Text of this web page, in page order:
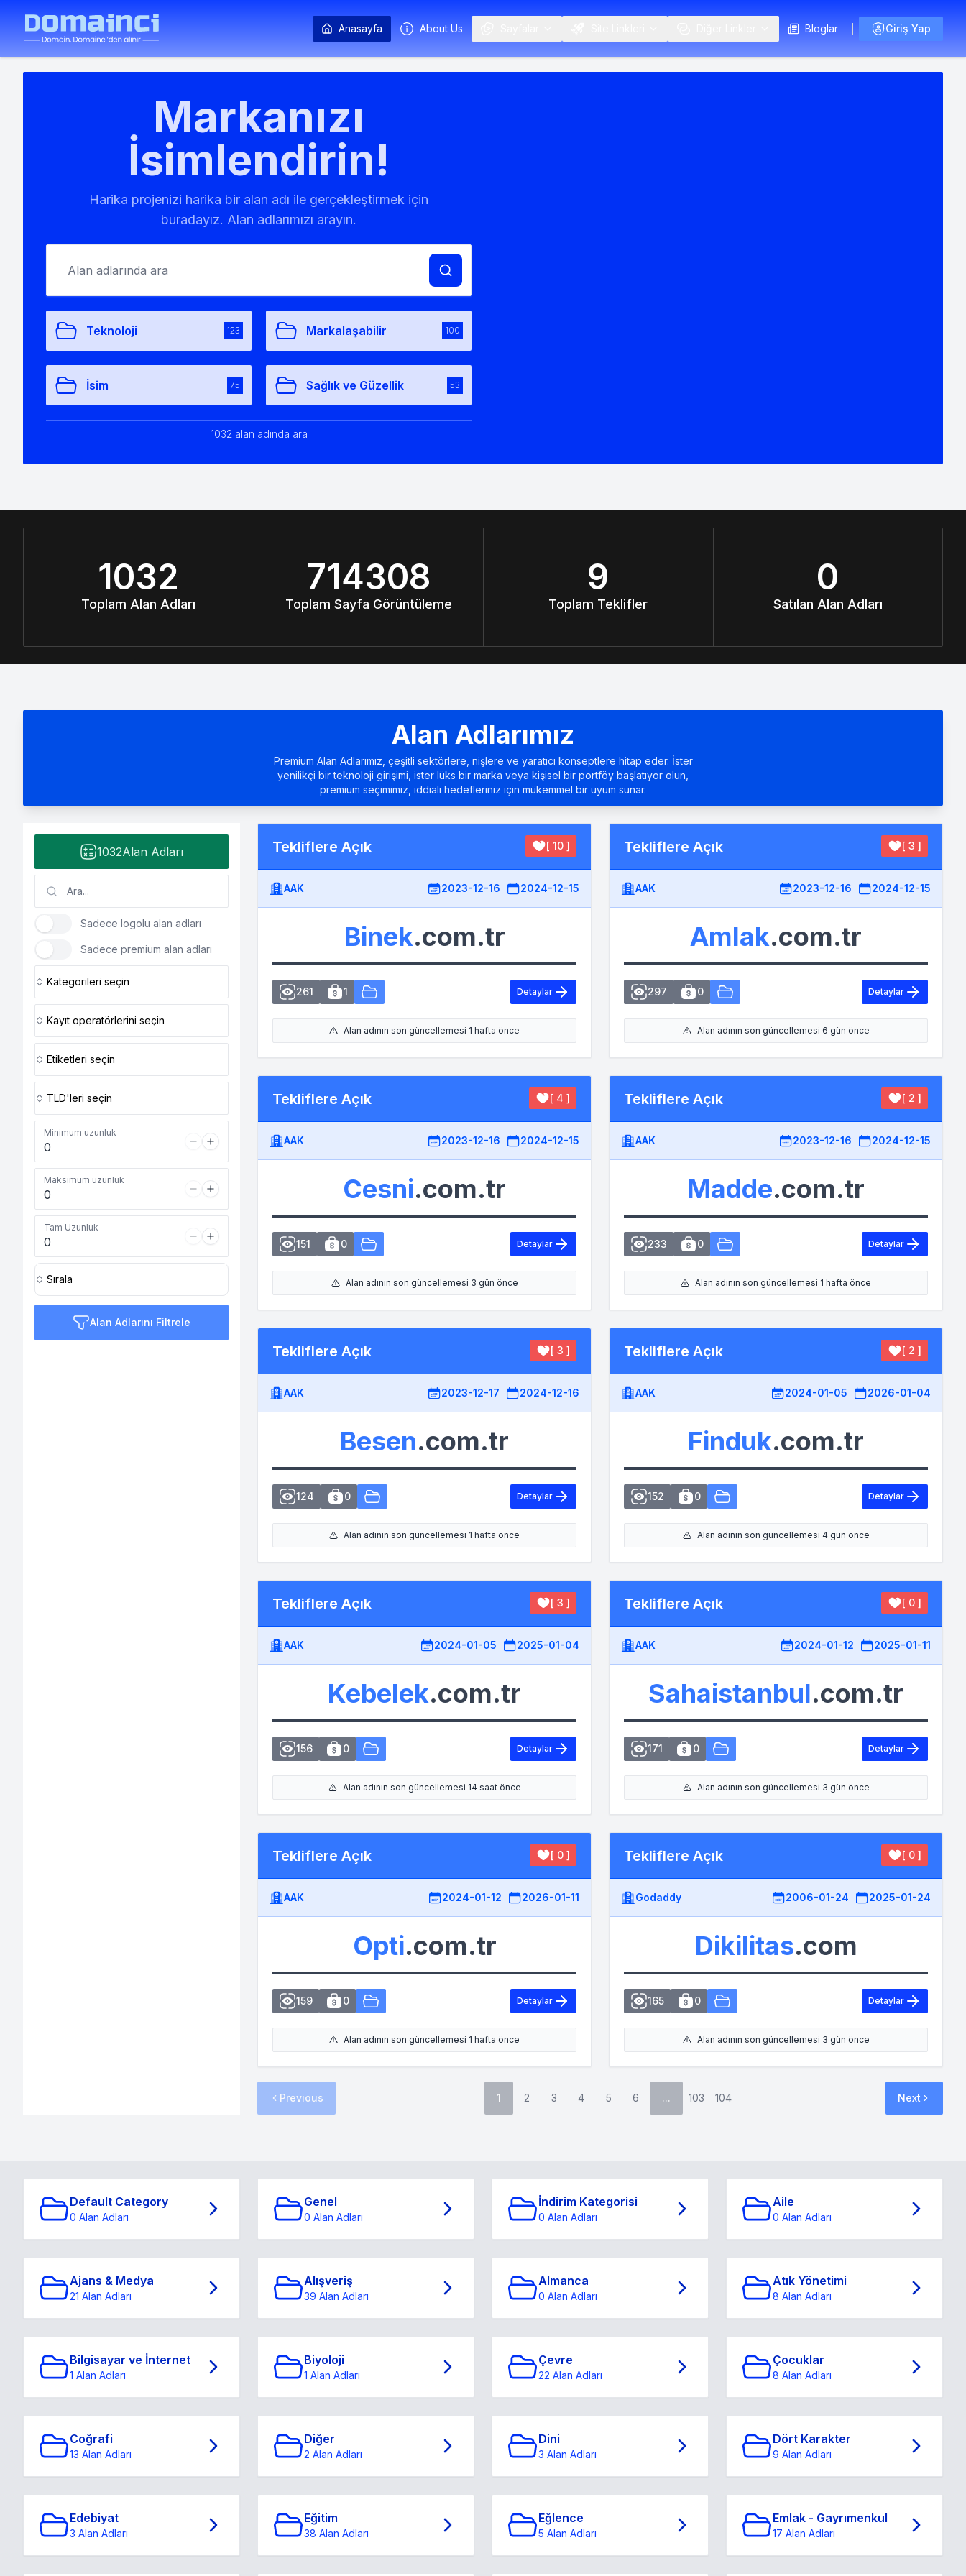
Anasayfa About Us Bloglar Giriş Yap
Markanızı
İsimlendirin!
Harika projenizi harika bir alan adı ile gerçekleştirmek için
buradayız. Alan adlarımızı arayın.
Teknoloji 123 Markalaşabilir 100
İsim 75 Sağlık ve Güzellik 53
1032 alan adında ara
1032
Toplam Alan Adları
714308
Toplam Sayfa Görüntüleme
9
Toplam Teklifler
0
Satılan Alan Adları
Alan Adlarımız
Premium Alan Adlarımız, çeşitli sektörlere, nişlere ve yaratıcı konseptlere hitap eder. İster
yenilikçi bir teknoloji girişimi, ister lüks bir marka veya kişisel bir portföy başlatıyor olun,
premium seçimimiz, iddialı hedefleriniz için mükemmel bir uyum sunar.
1032Alan Adları
Sadece logolu alan adları
Sadece premium alan adları
Kategorileri seçin
Kayıt operatörlerini seçin
Etiketleri seçin
TLD'leri seçin
Minimum uzunluk
Maksimum uzunluk
Tam Uzunluk
Sırala
Alan Adlarını Filtrele
Tekliflere Açık [ 10 ]
AAK 2023-12-16 2024-12-15
Binek.com.tr
261 1 Detaylar
Alan adının son güncellemesi 1 hafta önce
Tekliflere Açık [ 3 ]
AAK 2023-12-16 2024-12-15
Amlak.com.tr
297 0 Detaylar
Alan adının son güncellemesi 6 gün önce
Tekliflere Açık [ 4 ]
AAK 2023-12-16 2024-12-15
Cesni.com.tr
151 0 Detaylar
Alan adının son güncellemesi 3 gün önce
Tekliflere Açık [ 2 ]
AAK 2023-12-16 2024-12-15
Madde.com.tr
233 0 Detaylar
Alan adının son güncellemesi 1 hafta önce
Tekliflere Açık [ 3 ]
AAK 2023-12-17 2024-12-16
Besen.com.tr
124 0 Detaylar
Alan adının son güncellemesi 1 hafta önce
Tekliflere Açık [ 2 ]
AAK 2024-01-05 2026-01-04
Finduk.com.tr
152 0 Detaylar
Alan adının son güncellemesi 4 gün önce
Tekliflere Açık [ 3 ]
AAK 2024-01-05 2025-01-04
Kebelek.com.tr
156 0 Detaylar
Alan adının son güncellemesi 14 saat önce
Tekliflere Açık [ 0 ]
AAK 2024-01-12 2025-01-11
Sahaistanbul.com.tr
171 0 Detaylar
Alan adının son güncellemesi 3 gün önce
Tekliflere Açık [ 0 ]
AAK 2024-01-12 2026-01-11
Opti.com.tr
159 0 Detaylar
Alan adının son güncellemesi 1 hafta önce
Tekliflere Açık [ 0 ]
Godaddy 2006-01-24 2025-01-24
Dikilitas.com
165 0 Detaylar
Alan adının son güncellemesi 3 gün önce
Previous 1 2 3 4 5 6 ... 103 104 Next
Default Category
0 Alan Adları
Genel
0 Alan Adları
İndirim Kategorisi
0 Alan Adları
Aile
0 Alan Adları
Ajans & Medya
21 Alan Adları
Alışveriş
39 Alan Adları
Almanca
0 Alan Adları
Atık Yönetimi
8 Alan Adları
Bilgisayar ve İnternet
1 Alan Adları
Biyoloji
1 Alan Adları
Çevre
22 Alan Adları
Çocuklar
8 Alan Adları
Coğrafi
13 Alan Adları
Diğer
2 Alan Adları
Dini
3 Alan Adları
Dört Karakter
9 Alan Adları
Edebiyat
3 Alan Adları
Eğitim
38 Alan Adları
Eğlence
5 Alan Adları
Emlak - Gayrımenkul
17 Alan Adları